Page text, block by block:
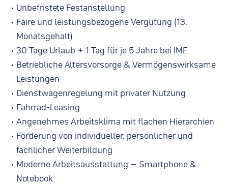
Unbefristete Festanstellung
Faire und leistungsbezogene Vergütung (13.
Monatsgehalt)
30 Tage Urlaub + 1 Tag für je 5 Jahre bei IMF
Betriebliche Altersvorsorge & Vermögenswirksame
Leistungen
Dienstwagenregelung mit privater Nutzung
Fahrrad-Leasing
Angenehmes Arbeitsklima mit flachen Hierarchien
Förderung von individueller, persönlicher und
fachlicher Weiterbildung
Moderne Arbeitsausstattung – Smartphone &
Notebook